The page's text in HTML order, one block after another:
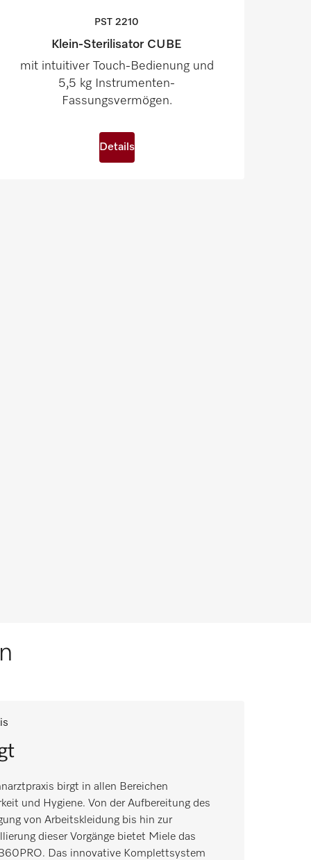
PST 2210
Klein-Sterilisator CUBE
mit intuitiver Touch-Bedienung und
5,5 kg Instrumenten-
Fassungsvermögen.
Details
birgt in allen Bereichen
und Hygiene. Von der Aufbereitung des
von Arbeitskleidung bis hin zur
dieser Vorgänge bietet Miele das
Das innovative Komplettsystem